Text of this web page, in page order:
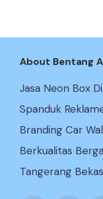
About Bentang
Jasa Neon Box
Spanduk
Branding Car
Berkualitas
Tangerang